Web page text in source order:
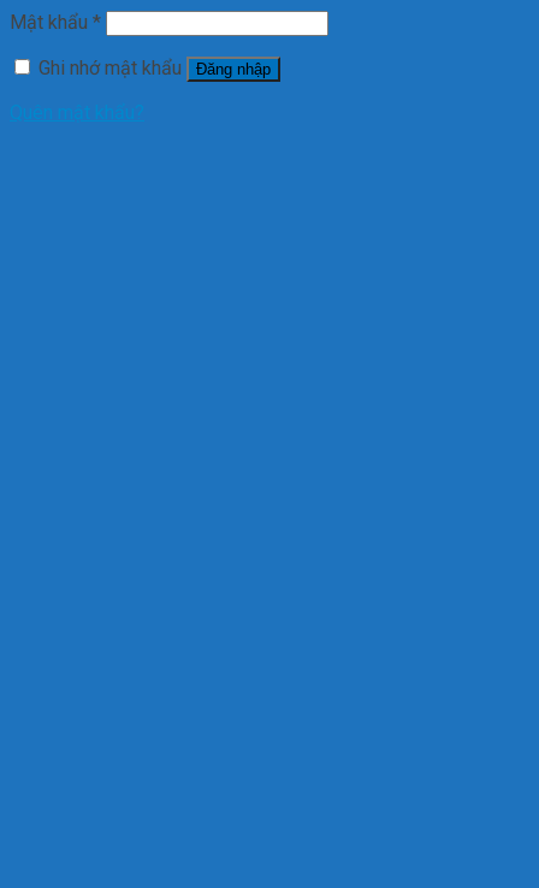
Mật khẩu *
Ghi nhớ mật khẩu
Đăng nhập
Quên mật khẩu?